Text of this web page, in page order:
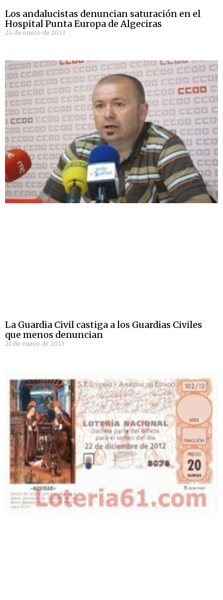
Los andalucistas denuncian saturación en el
Hospital Punta Europa de Algeciras
24 de enero de 2013
La Guardia Civil castiga a los Guardias Civiles
que menos denuncian
21 de enero de 2013